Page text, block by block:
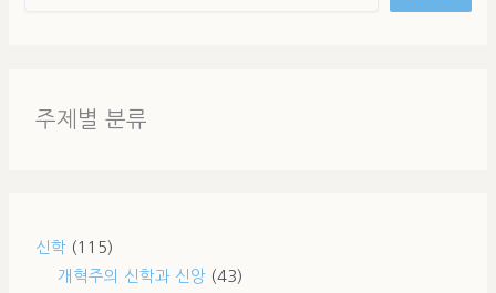
주제별 분류
신학 (115)
개혁주의 신학과 신앙 (43)